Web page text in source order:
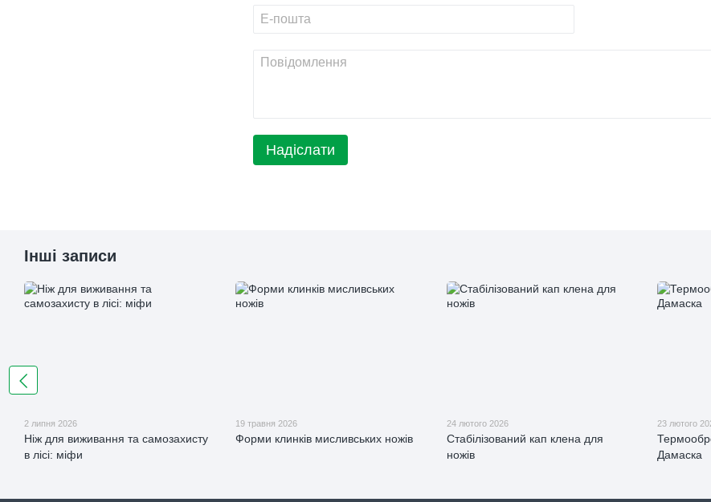
Надіслати
Інші записи
2 липня 2026
Ніж для виживання та самозахисту
в лісі: міфи
19 травня 2026
Форми клинків мисливських ножів
24 лютого 2026
Стабілізований кап клена для
ножів
23 лютого
Дамаска